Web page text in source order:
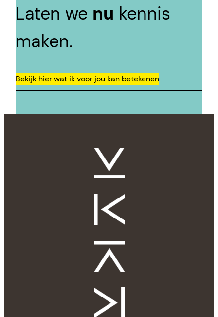
Laten we nu kennis
maken.
Bekijk hier wat ik voor jou kan betekenen